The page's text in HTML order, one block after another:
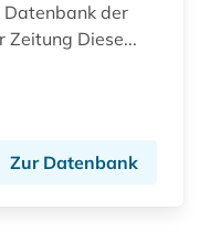
warschauer aufstand &lt;1943&gt; (1)
Verstorbenen aus der Wiener Zeitung Diese...
Zur Datenbank